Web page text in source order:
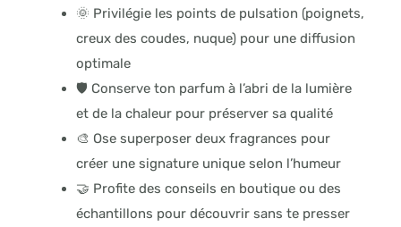
🌞 Privilégie les points de pulsation (poignets,
creux des coudes, nuque) pour une diffusion
optimale
🛡️ Conserve ton parfum à l’abri de la lumière
et de la chaleur pour préserver sa qualité
🎨 Ose superposer deux fragrances pour
créer une signature unique selon l’humeur
🤝 Profite des conseils en boutique ou des
échantillons pour découvrir sans te presser